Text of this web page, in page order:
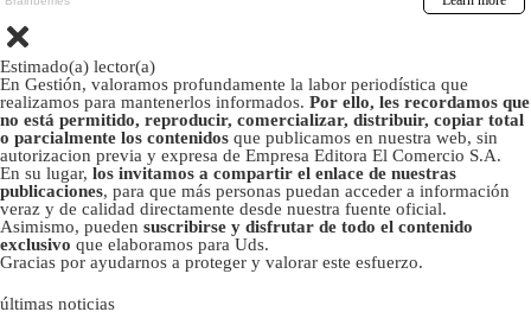
Estimado(a) lector(a)
En Gestión, valoramos profundamente la labor periodística que
realizamos para mantenerlos informados. Por ello, les recordamos que
no está permitido, reproducir, comercializar, distribuir, copiar total
o parcialmente los contenidos que publicamos en nuestra web, sin
autorizacion previa y expresa de Empresa Editora El Comercio S.A.
En su lugar, los invitamos a compartir el enlace de nuestras
publicaciones, para que más personas puedan acceder a información
veraz y de calidad directamente desde nuestra fuente oficial.
Asimismo, pueden suscribirse y disfrutar de todo el contenido
exclusivo que elaboramos para Uds.
Gracias por ayudarnos a proteger y valorar este esfuerzo.
últimas noticias